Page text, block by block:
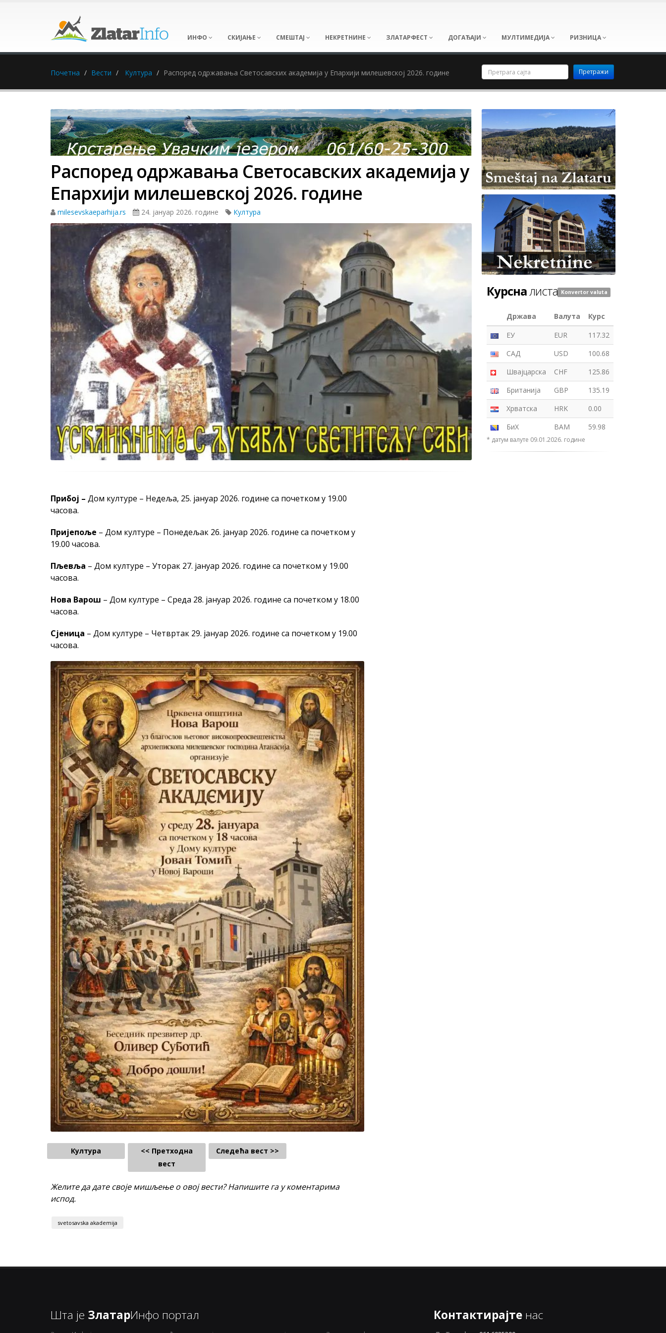
ИНФО СКИЈАЊЕ СМЕШТАЈ НЕКРЕТНИНЕ ЗЛАТАРФЕСТ ДОГАЂАЈИ МУЛТИМЕДИЈА РИЗНИЦА
Почетна Вести Култура Распоред одржавања Светосавских академија у Епархији милешевској 2026. године
Распоред одржавања Светосавских академија у
Епархији милешевској 2026. године
milesevskaeparhija.rs 24. јануар 2026. године Култура
Прибој – Дом културе – Недеља, 25. јануар 2026. године са почетком у 19.00
часова.
Пријепоље – Дом културе – Понедељак 26. јануар 2026. године са почетком у
19.00 часова.
Пљевља – Дом културе – Уторак 27. јануар 2026. године са почетком у 19.00
часова.
Нова Варош – Дом културе – Среда 28. јануар 2026. године са почетком у 18.00
часова.
Сјеница – Дом културе – Четвртак 29. јануар 2026. године са почетком у 19.00
часова.
Култура
<< Претходна
вест
Следећа вест >>
Желите да дате своје мишљење о овој вести? Напишите га у коментарима
испод.
svetosavska akademija
Курсналиста Konvertor valuta
Држава Валута
Курс
ЕУ
EUR
117.32
САД
USD
100.68
Швајцарска
CHF
125.86
Британија
GBP
135.19
Хрватска
HRK
0.00
БиХ
BAM 59.98
* датум валуте 09.01.2026. године
Шта је ЗлатарИнфо портал Контактирајте нас